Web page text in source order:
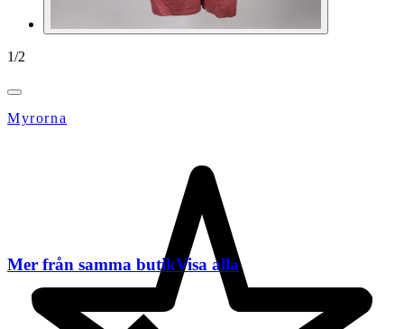
1/2
Myrorna
Mer från samma butikVisa alla